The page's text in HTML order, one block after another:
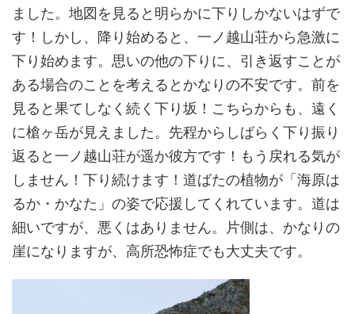
ました。地図を見ると明らかに下りしかないはずで
す！しかし、降り始めると、一ノ越山荘から急激に
下り始めます。思いの他の下りに、引き返すことが
ある場合のことを考えるとかなりの不安です。前を
見ると果てしなく続く下り坂！こちらからも、遠く
に槍ヶ岳が見えました。先程からしばらく下り振り
返ると一ノ越山荘が遥か彼方です！もう戻れる気が
しません！下り続けます！道ばたの植物が「海原は
るか・かなた」の姿で応援してくれています。道は
細いですが、悪くはありません。片側は、かなりの
崖になりますが、高所恐怖症でも大丈夫です。